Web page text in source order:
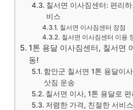
칠서면 이사짐센터: 편리
비스
칠서면 이사짐센터 장점
칠서면 이사짐센터 이용
1톤 용달 이사짐센터, 칠서면
동!
함안군 칠서면 1톤 용달이
삿짐 운송
칠서면 이사, 1톤 용달로
저렴한 가격, 친절한 서비